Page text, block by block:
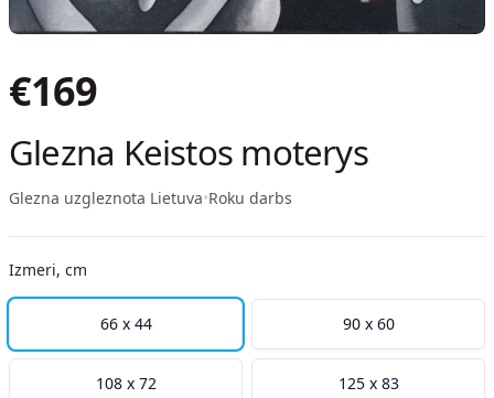
€169
Glezna Keistos moterys
Glezna uzgleznota Lietuva•Roku darbs
Izmeri, cm
66 x 44 90 x 60
108 x 72 125 x 83